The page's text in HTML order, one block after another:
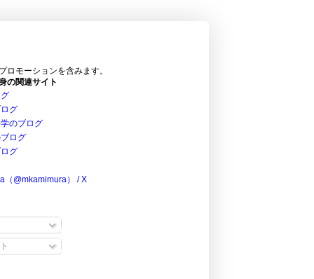
ロモーションを含みます。
の関連サイト
グ
のブログ
ログ
グ
（@mkamimura） / X